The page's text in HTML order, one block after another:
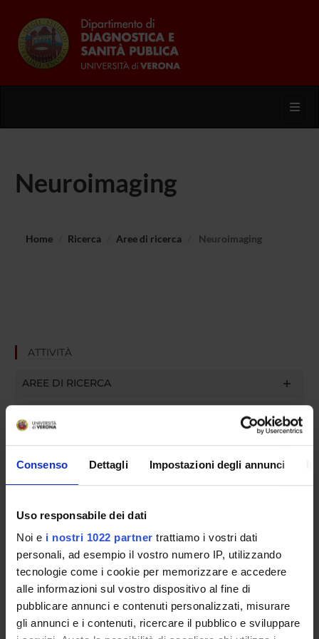
Consenso Dettagli Impostazioni degli annunci
Uso responsabile dei dati
Noi e i nostri 1022 partner trattiamo i vostri dati
personali, ad esempio il vostro numero IP, utilizzando
tecnologie come i cookie per memorizzare e accedere
alle informazioni sul vostro dispositivo al fine di
pubblicare annunci e contenuti personalizzati, misurare
gli annunci e i contenuti, ricercare il pubblico e sviluppare
Neuroimaging
Home Ricerca Aree di ricerca Neuroimaging
ATTIVITÀ
AREE DI RICERCA
SEZIONI
STRUTTURE
BIBLIOTECHE
CENTRI
LABORATORI